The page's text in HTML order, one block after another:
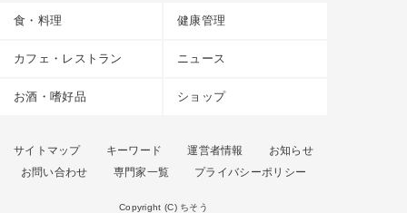
食・料理 健康管理
カフェ・レストラン ニュース
お酒・嗜好品 ショップ
サイトマップ キーワード 運営者情報
お知らせ
お問い合わせ
専門家一覧 プライバシーポリシー
Copyright (C) ちそう